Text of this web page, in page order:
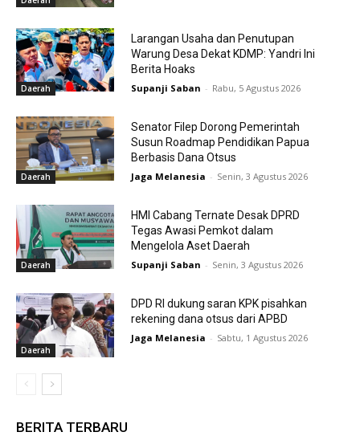
Daerah
Larangan Usaha dan Penutupan
Warung Desa Dekat KDMP: Yandri Ini
Berita Hoaks
Supanji Saban - Rabu, 5 Agustus 2026
Daerah
Senator Filep Dorong Pemerintah
Susun Roadmap Pendidikan Papua
Berbasis Dana Otsus
Jaga Melanesia - Senin, 3 Agustus 2026
Daerah
HMI Cabang Ternate Desak DPRD
Tegas Awasi Pemkot dalam
Mengelola Aset Daerah
Supanji Saban - Senin, 3 Agustus 2026
Daerah
DPD RI dukung saran KPK pisahkan
rekening dana otsus dari APBD
Jaga Melanesia - Sabtu, 1 Agustus 2026
BERITA TERBARU